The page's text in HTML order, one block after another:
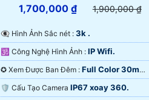
1,700,000 ₫ 1,900,000 ₫
👁️‍🗨 Hình Ảnh Sắc nét : 3k .
🕉️ Công Nghệ Hình Ảnh : IP Wifi.
✪ Xem Được Ban Đêm : Full Color 30m
ONVIF.
🛡 Cấu Tạo Camera IP67 xoay 360.